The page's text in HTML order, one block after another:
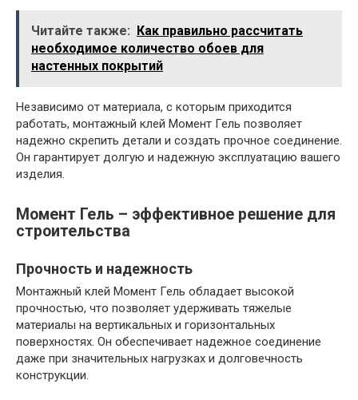
Читайте также: Как правильно рассчитать
необходимое количество обоев для
настенных покрытий
Независимо от материала, с которым приходится
работать, монтажный клей Момент Гель позволяет
надежно скрепить детали и создать прочное соединение.
Он гарантирует долгую и надежную эксплуатацию вашего
изделия.
Момент Гель – эффективное решение для
строительства
Прочность и надежность
Монтажный клей Момент Гель обладает высокой
прочностью, что позволяет удерживать тяжелые
материалы на вертикальных и горизонтальных
поверхностях. Он обеспечивает надежное соединение
даже при значительных нагрузках и долговечность
конструкции.